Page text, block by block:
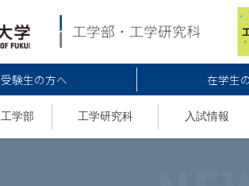
受験生の方へ 在学生
工学部 工学研究科 入試情報